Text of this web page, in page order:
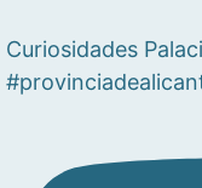
Curiosidades